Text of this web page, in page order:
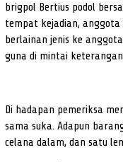
brigpol Bertius podol
tempat kejadian, anggota
berlainan jenis ke
guna di mintai
Di hadapan pemeriksa
sama suka. Adapun
celana dalam, dan satu